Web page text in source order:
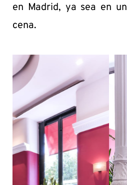
en Madrid, ya sea en un
cena.